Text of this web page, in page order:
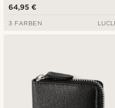
64,95 €
3 FARBEN